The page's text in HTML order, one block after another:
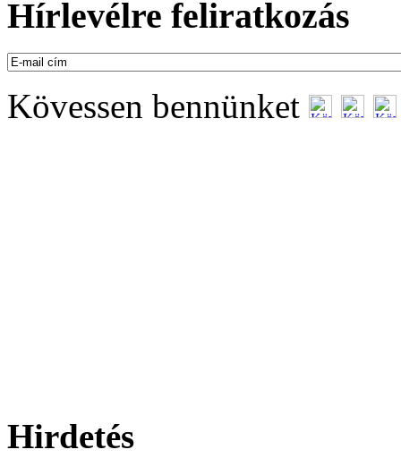
Hírlevélre feliratkozás
Kövessen bennünket
Hirdetés